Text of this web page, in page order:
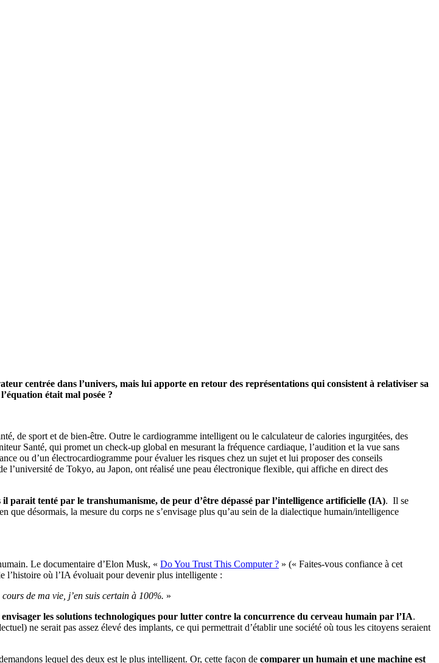
centrée dans l’univers, mais lui apporte en retour des représentations qui consistent à relativiser sa
était mal posée ?
de sport et de bien-être. Outre le cardiogramme intelligent ou le calculateur de calories ingurgitées, des
Santé, qui promet un check-up global en mesurant la fréquence cardiaque, l’audition et la vue sans
ou d’un électrocardiogramme pour évaluer les risques chez un sujet et lui proposer des conseils
de Tokyo, au Japon, ont réalisé une peau électronique flexible, qui affiche en direct des
parait tenté par le transhumanisme, de peur d’être dépassé par l’intelligence artificielle (IA). Il se
désormais, la mesure du corps ne s’envisage plus qu’au sein de la dialectique humain/intelligence
Le documentaire d’Elon Musk, « Do You Trust This Computer ? » (« Faites-vous confiance à cet
l’histoire où l’IA évoluait pour devenir plus intelligente :
de ma vie, j’en suis certain à 100%. »
envisager les solutions technologiques pour lutter contre la concurrence du cerveau humain par l’IA.
ne serait pas assez élevé des implants, ce qui permettrait d’établir une société où tous les citoyens seraient
lequel des deux est le plus intelligent. Or, cette façon de comparer un humain et une machine est